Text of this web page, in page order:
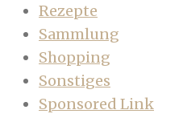
Rezepte
Sammlung
Shopping
Sonstiges
Sponsored Link